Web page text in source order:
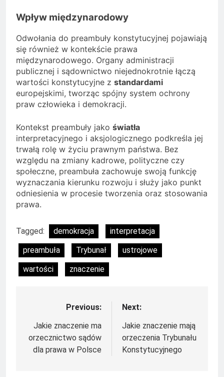
Wpływ międzynarodowy
Odwołania do preambuły konstytucyjnej pojawiają
się również w kontekście prawa
międzynarodowego. Organy administracji
publicznej i sądownictwo niejednokrotnie łączą
wartości konstytucyjne z standardami
europejskimi, tworząc spójny system ochrony
praw człowieka i demokracji.
Kontekst preambuły jako światła
interpretacyjnego i aksjologicznego podkreśla jej
trwałą rolę w życiu prawnym państwa. Bez
względu na zmiany kadrowe, polityczne czy
społeczne, preambuła zachowuje swoją funkcję
wyznaczania kierunku rozwoju i służy jako punkt
odniesienia w procesie tworzenia oraz stosowania
prawa.
Tagged: demokracja
interpretacja
preambuła
Trybunał
ustrojowe
wartości
znaczenie
Nawigacja
wpisu
Previous:
Jakie znaczenie ma
orzecznictwo sądów
dla prawa w Polsce
Next:
Jakie znaczenie mają
orzeczenia Trybunału
Konstytucyjnego